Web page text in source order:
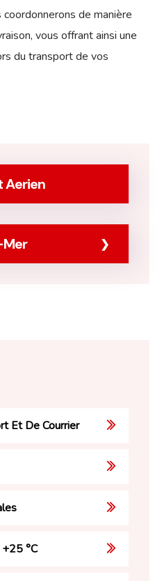
de manière
vous offrant ainsi une
du transport de vos
Aerien
Et De Courrier
°C